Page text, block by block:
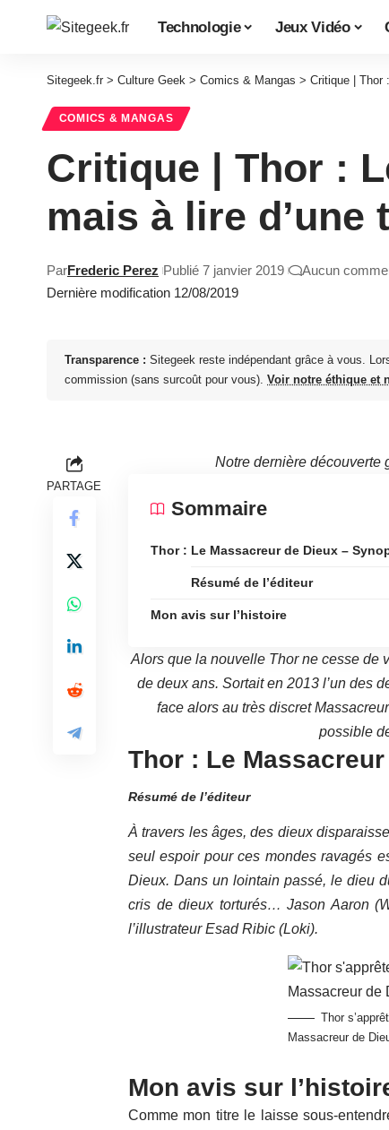
Technologie Jeux Vidéo
Sitegeek.fr > Culture Geek > Comics & Mangas > Critique | Thor
COMICS & MANGAS
Critique | Thor :
mais à lire d’une
Dernière modification 12/08/2019
ParFrederic Perez Publié 7 janvier 2019 Aucun
Transparence : Sitegeek reste indépendant grâce à vous.
commission (sans surcoût pour vous). Voir notre éthique et
PARTAGE
Notre dernière découverte
Sommaire
Thor : Le Massacreur de Dieux –
Résumé de l’éditeur
Mon avis sur l’histoire
Alors que la nouvelle Thor ne cesse de
de deux ans. Sortait en 2013 l’un des
face alors au très discret
possible
Thor : Le
Résumé de l’éditeur
À travers les âges, des dieux
seul espoir pour ces mondes ravagés
Dieux. Dans un lointain passé, le dieu
cris de dieux torturés… Jason Aaron
l’illustrateur Esad Ribic (Loki).
Thor
Massacreur de
Mon avis sur
Comme mon titre le laisse sous-